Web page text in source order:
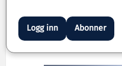
Logg inn Abonner